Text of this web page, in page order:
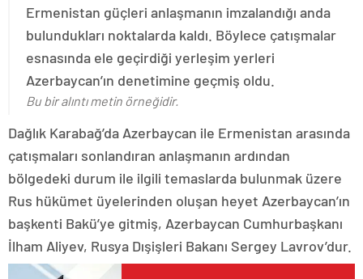
Ermenistan güçleri anlaşmanın imzalandığı anda
bulundukları noktalarda kaldı. Böylece çatışmalar
esnasında ele geçirdiği yerleşim yerleri
Azerbaycan’ın denetimine geçmiş oldu.
Bu bir alıntı metin örneğidir.
Dağlık Karabağ’da Azerbaycan ile Ermenistan arasında
çatışmaları sonlandıran anlaşmanın ardından
bölgedeki durum ile ilgili temaslarda bulunmak üzere
Rus hükümet üyelerinden oluşan heyet Azerbaycan’ın
başkenti Bakü’ye gitmiş, Azerbaycan Cumhurbaşkanı
İlham Aliyev, Rusya Dışişleri Bakanı Sergey Lavrov’dur.